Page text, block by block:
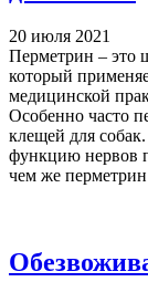
20 июля 2021
Перметрин – это
который
медицинской
Особенно часто
клещей для
функцию нервов
чем же